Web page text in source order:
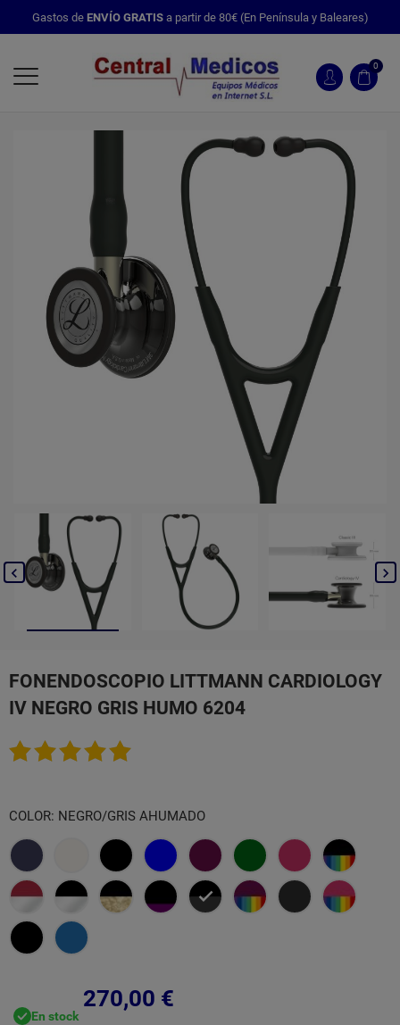
Gastos de ENVÍO GRATISa partir de 80€ (En Península y Baleares)
0
 
FONENDOSCOPIO LITTMANN CARDIOLOGY
IV NEGRO GRIS HUMO 6204
COLOR: NEGRO/GRIS AHUMADO
Azul
medianoche
AlabastroNegro Azul CiruelaPino FrambuesaNegro/
Arco
Granate/Campana
Espejo
Negro/Campana
Espejo
Negro/Campana
Negro/Edición
Negro/GrisCiruela/Campana
Negro
Negro Azul
Cielo
270,00 €
En stock